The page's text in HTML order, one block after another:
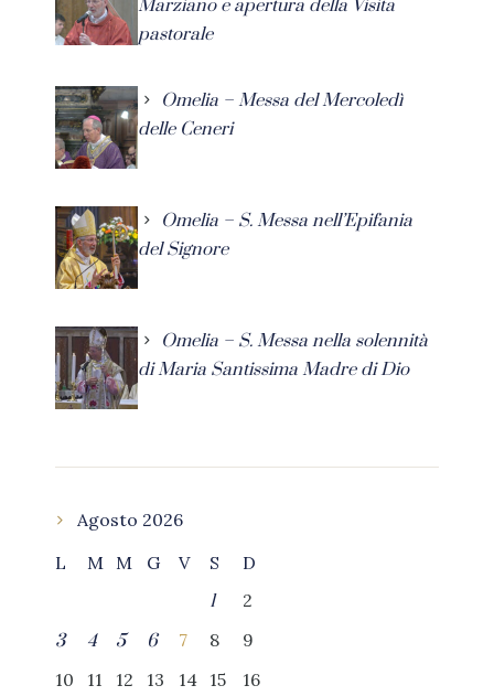
Marziano e apertura della Visita
pastorale
Omelia – Messa del Mercoledì
delle Ceneri
Omelia – S. Messa nell’Epifania
del Signore
Omelia – S. Messa nella solennità
di Maria Santissima Madre di Dio
Agosto 2026
L
M M G V S
D
1
2
3
4 5 6 7 8
9
10
11 12 13 14 15
16